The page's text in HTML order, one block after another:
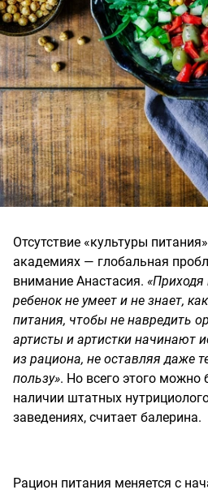
Отсутствие «культуры
академиях — глобальная
внимание Анастасия. «Приходя
ребенок не умеет и не знает,
питания, чтобы не навредить
артисты и артистки начинают
из рациона, не оставляя даже
пользу». Но всего этого
наличии штатных
заведениях, считает балерина.
Рацион питания меняется с